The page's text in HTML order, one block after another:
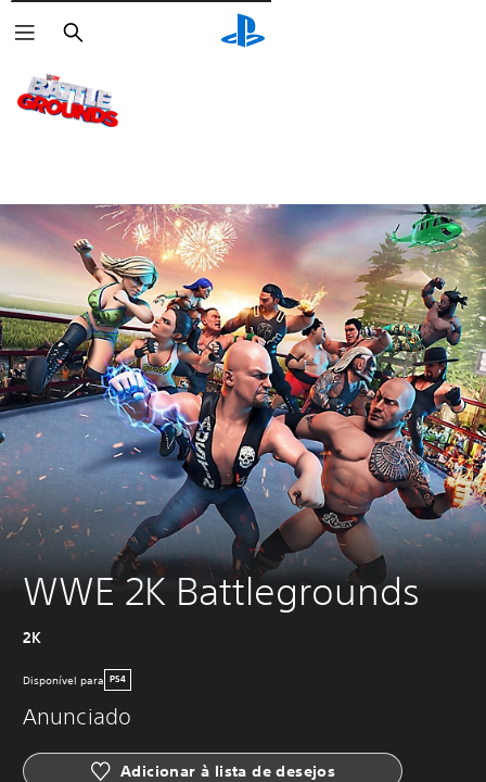
Pesquisar
WWE 2K Battlegrounds
2K
Disponível para PS4
Anunciado
Adicionar à lista de desejos